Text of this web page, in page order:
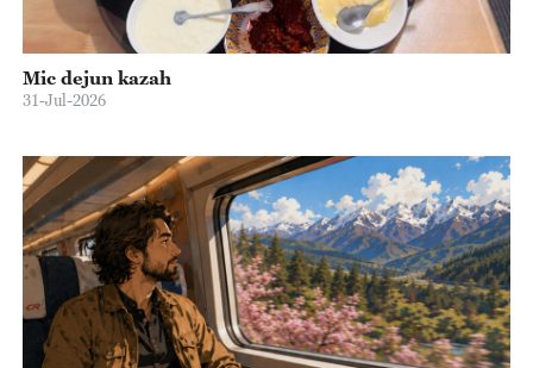
Mic dejun kazah
31-Jul-2026